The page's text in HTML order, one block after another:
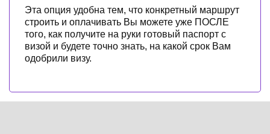
Эта опция удобна тем, что конкретный маршрут
строить и оплачивать Вы можете уже ПОСЛЕ
того, как получите на руки готовый паспорт с
визой и будете точно знать, на какой срок Вам
одобрили визу.